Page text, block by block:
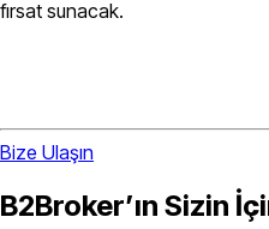
fırsat sunacak.
Bize Ulaşın
B2Broker’ın Sizin